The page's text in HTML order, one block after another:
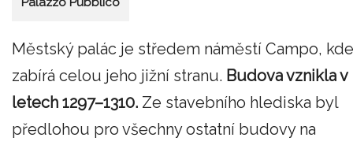
Městský palác je středem náměstí Campo, kde
zabírá celou jeho jižní stranu. Budova vznikla v
letech 1297–1310. Ze stavebního hlediska byl
předlohou pro všechny ostatní budovy na